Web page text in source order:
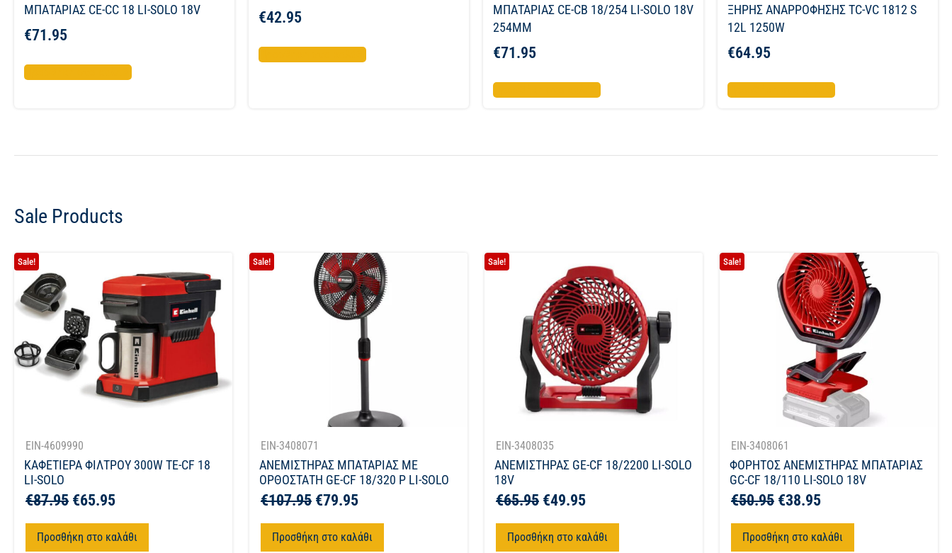
ΜΠΑΤΑΡΙΑΣ CE-CC 18 LI-SOLO 18V
€71.95
€42.95
ΜΠΑΤΑΡΙΑΣ CE-CB 18/254 LI-SOLO 18V
254MM
€71.95
ΞΗΡΗΣ ΑΝΑΡΡΟΦΗΣΗΣ TC-VC 1812 S
12L 1250W
€64.95
Sale Products
Sale!
EIN-4609990
ΚΑΦΕΤΙΕΡΑ ΦΙΛΤΡΟΥ 300W TE-CF 18
LI-SOLO
€87.95 €65.95
Προσθήκη στο καλάθι
Sale!
EIN-3408071
ΑΝΕΜΙΣΤΗΡΑΣ ΜΠΑΤΑΡΙΑΣ ΜΕ
ΟΡΘΟΣΤΑΤΗ GE-CF 18/320 P LI-SOLO
€107.95 €79.95
Προσθήκη στο καλάθι
Sale!
EIN-3408035
ΑΝΕΜΙΣΤΗΡΑΣ GE-CF 18/2200 LI-SOLO
18V
€65.95 €49.95
Προσθήκη στο καλάθι
Sale!
EIN-3408061
ΦΟΡΗΤΟΣ ΑΝΕΜΙΣΤΗΡΑΣ ΜΠΑΤΑΡΙΑΣ
GC-CF 18/110 LI-SOLO 18V
€50.95 €38.95
Προσθήκη στο καλάθι